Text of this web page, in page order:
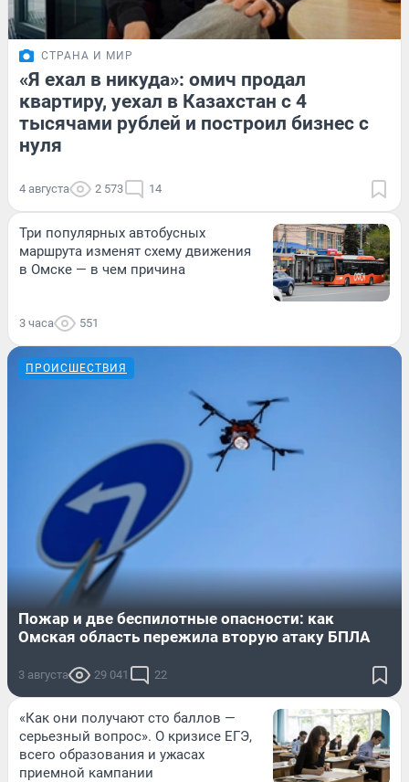
СТРАНА И МИР
«Я ехал в никуда»: омич продал
квартиру, уехал в Казахстан с 4
тысячами рублей и построил бизнес с
нуля
4 августа 2 573 14
Три популярных автобусных
маршрута изменят схему движения
в Омске — в чем причина
3 часа 551
ПРОИСШЕСТВИЯ
Пожар и две беспилотные опасности: как
Омская область пережила вторую атаку БПЛА
3 августа 29 041 22
«Как они получают сто баллов —
серьезный вопрос». О кризисе ЕГЭ,
всего образования и ужасах
приемной кампании